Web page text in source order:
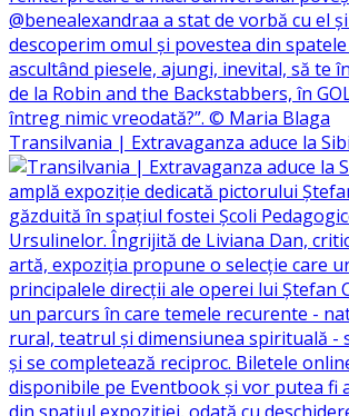
Transilvania | Extravaganza aduce la